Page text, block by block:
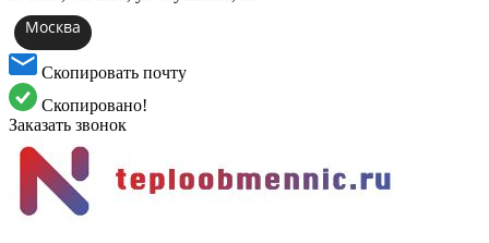
Москва
Скопировать почту
Скопировано!
Заказать звонок